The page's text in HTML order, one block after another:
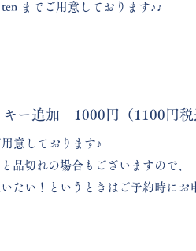
までご用意しております♪♪
キー追加 1000円（1100円税
意しております♪
品切れの場合もございますので、
たい！というときはご予約時にお